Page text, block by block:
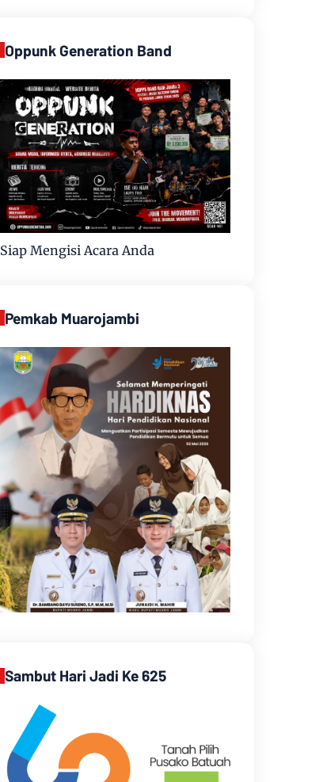
Oppunk Generation Band
Siap Mengisi Acara Anda
Pemkab Muarojambi
Sambut Hari Jadi Ke 625